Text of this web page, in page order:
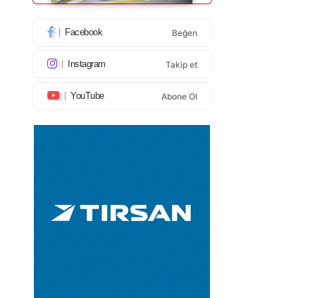
Facebook Beğen
Instagram Takip et
YouTube Abone Ol